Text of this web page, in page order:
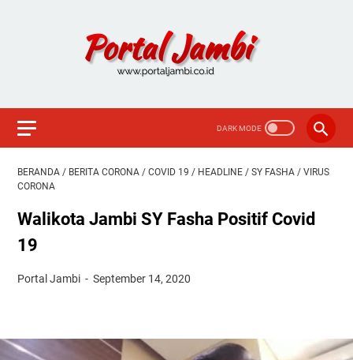
BERANDA / BERITA CORONA / COVID 19 / HEADLINE / SY FASHA / VIRUS
CORONA
Walikota Jambi SY Fasha Positif Covid
19
Portal Jambi September 14, 2020